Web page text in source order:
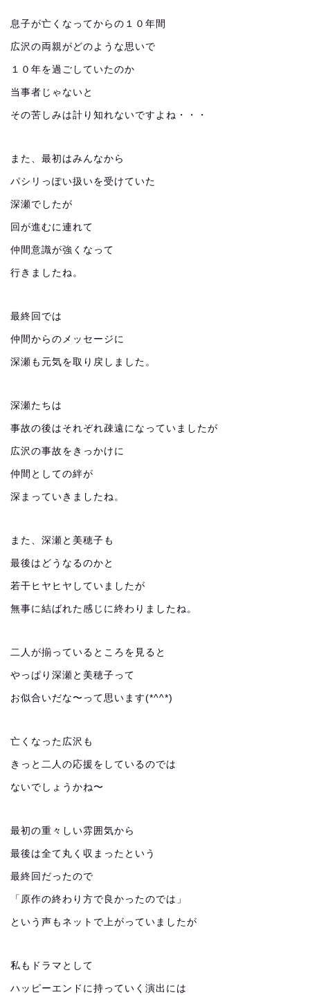
息子が亡くなってからの１０年間
広沢の両親がどのような思いで
１０年を過ごしていたのか
当事者じゃないと
その苦しみは計り知れないですよね・・・
また、最初はみんなから
パシリっぽい扱いを受けていた
深瀬でしたが
回が進むに連れて
仲間意識が強くなって
行きましたね。
最終回では
仲間からのメッセージに
深瀬も元気を取り戻しました。
深瀬たちは
事故の後はそれぞれ疎遠になっていましたが
広沢の事故をきっかけに
仲間としての絆が
深まっていきましたね。
また、深瀬と美穂子も
最後はどうなるのかと
若干ヒヤヒヤしていましたが
無事に結ばれた感じに終わりましたね。
二人が揃っているところを見ると
やっぱり深瀬と美穂子って
お似合いだな〜って思います(*^^*)
亡くなった広沢も
きっと二人の応援をしているのでは
ないでしょうかね〜
最初の重々しい雰囲気から
最後は全て丸く収まったという
最終回だったので
「原作の終わり方で良かったのでは」
という声もネットで上がっていましたが
私もドラマとして
ハッピーエンドに持っていく演出には